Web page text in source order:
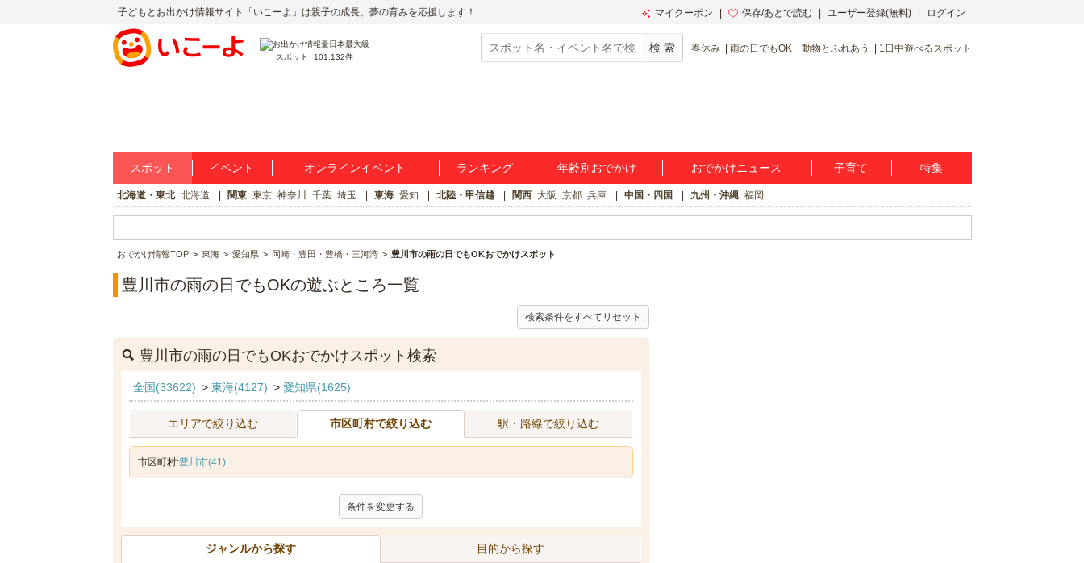
子どもとお出かけ情報サイト「いこーよ」は親子の成長、夢の育みを応援します！ マイクーポン 保存/あとで読む ユーザー登録(無料) ログイン
スポット 101,132件
春休み 雨の日でもOK 動物とふれあう 1日中遊べるスポット
スポット イベント オンラインイベント ランキング 年齢別おでかけ おでかけニュース 子育て 特集
北海道・東北 北海道 関東 東京 神奈川 千葉 埼玉 東海 愛知 北陸・甲信越 関西 大阪 京都 兵庫 中国・四国 九州・沖縄 福岡
おでかけ情報TOP 東海 愛知県 岡崎・豊田・豊橋・三河湾 豊川市の雨の日でもOKおでかけスポット
豊川市の雨の日でもOKの遊ぶところ一覧
検索条件をすべてリセット
豊川市の雨の日でもOKおでかけスポット検索
全国(33622) > 東海(4127) > 愛知県(1625)
エリアで絞り込む 市区町村で絞り込む 駅・路線で絞り込む
市区町村:豊川市(41)
条件を変更する
ジャンルから探す 目的から探す